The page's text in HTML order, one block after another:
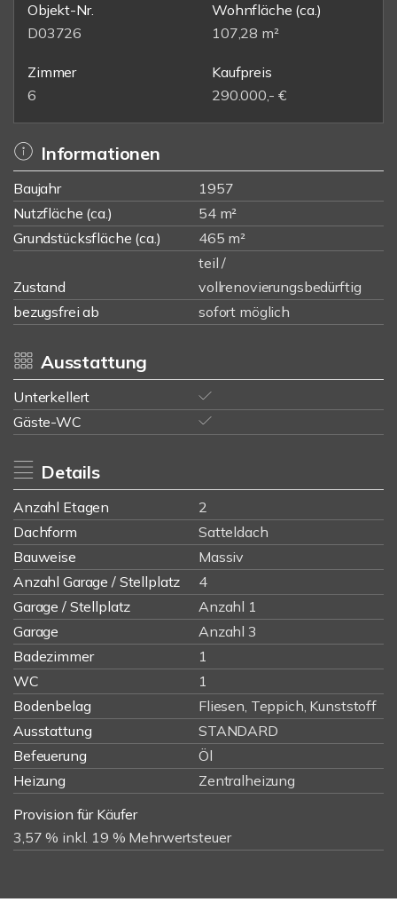
Objekt-Nr.
D03726
Wohnfläche (ca.)
107,28 m²
Zimmer
6
Kaufpreis
290.000,- €
Informationen
Baujahr
1957
Nutzfläche (ca.)
54 m²
Grundstücksfläche (ca.)
465 m²
Zustand
teil /
vollrenovierungsbedürftig
bezugsfrei ab
sofort möglich
Ausstattung
Unterkellert
Gäste-WC
Details
Anzahl Etagen
2
Dachform
Satteldach
Bauweise
Massiv
Anzahl Garage / Stellplatz
4
Garage / Stellplatz
Anzahl 1
Garage
Anzahl 3
Badezimmer
1
WC
1
Bodenbelag
Fliesen, Teppich, Kunststoff
Ausstattung
STANDARD
Befeuerung
Öl
Heizung
Zentralheizung
Provision für Käufer
3,57 % inkl. 19 % Mehrwertsteuer